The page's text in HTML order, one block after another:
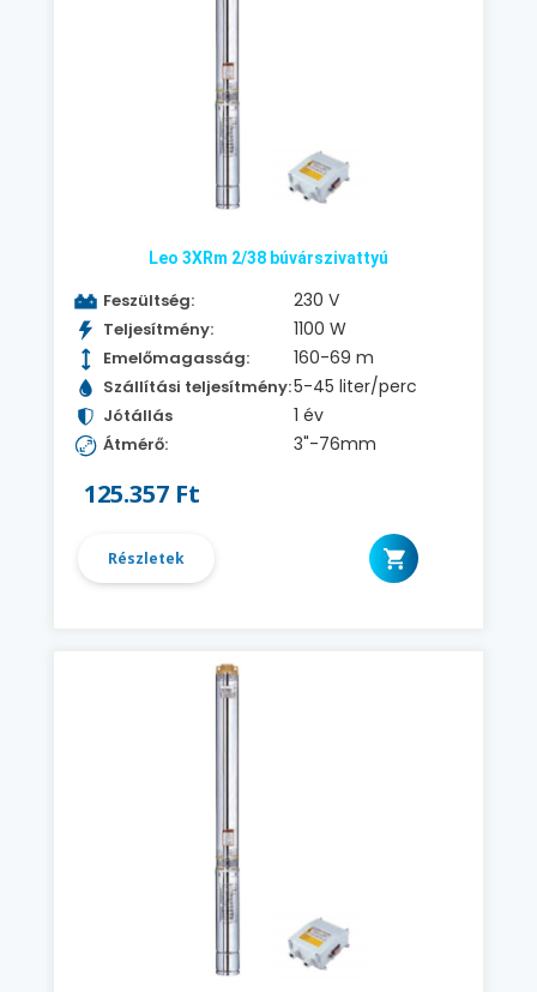
Leo 3XRm 2/38 búvárszivattyú
Feszültség: 230 V
Teljesítmény: 1100 W
Emelőmagasság: 160-69 m
Szállítási teljesítmény:5-45 liter/perc
Jótállás 1 év
Átmérő: 3"-76mm
125.357 Ft
Részletek